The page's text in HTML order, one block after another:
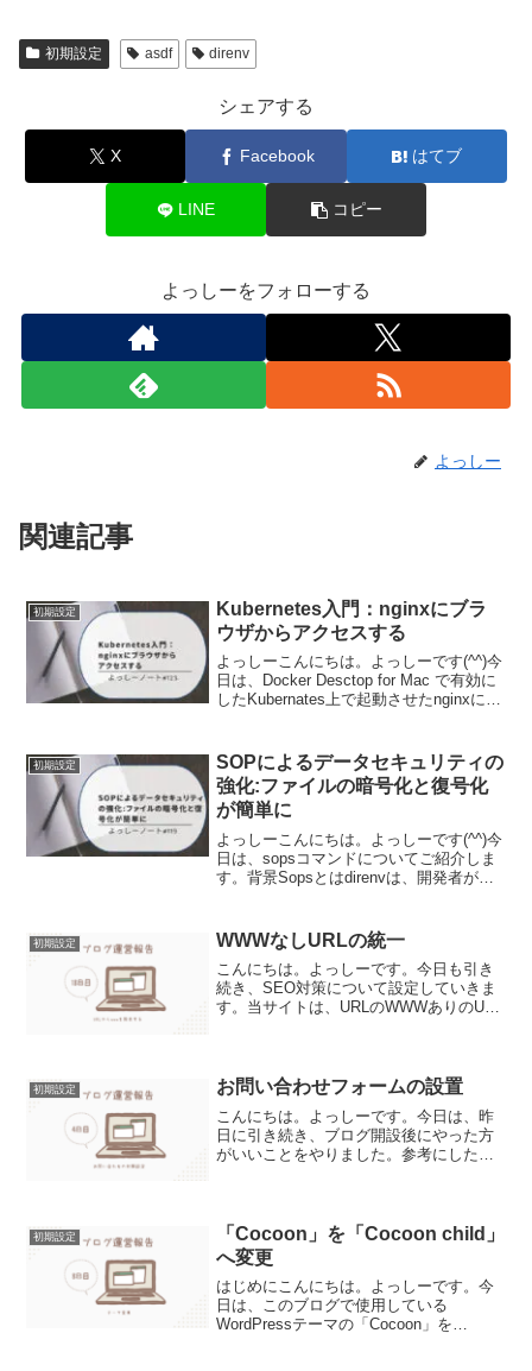
初期設定 asdf direnv
シェアする
X Facebook はてブ
LINE コピー
よっしーをフォローする
よっしー
関連記事
初期設定
Kubernetes入門：nginxにブラ
ウザからアクセスする
よっしーこんにちは。よっしーです(^^)今
日は、Docker Desctop for Mac で有効に
したKubernates上で起動させたnginxにブ
記事の続きにな...
初期設定
SOPによるデータセキュリティの
強化:ファイルの暗号化と復号化
が簡単に
よっしーこんにちは。よっしーです(^^)今
日は、sopsコマンドについてご紹介しま
す。背景Sopsとはdirenvは、開発者がプ
とに異なる設定や環境変数が必要な場
合、d...
初期設定 WWWなしURLの統一
こんにちは。よっしーです。今日も引き
続き、SEO対策について設定していきま
す。当サイトは、URLのWWWありのURL
アクセで...
初期設定 お問い合わせフォームの設置
こんにちは。よっしーです。今日は、昨
日に引き続き、ブログ開設後にやった方
がいいことをやりました。参考にした
絡先になる・広告サービス...
初期設定
「Cocoon」を「Cocoon child」
へ変更
はじめにこんにちは。よっしーです。今
日は、このブログで使用している
WordPressテーマの「Cocoon」を